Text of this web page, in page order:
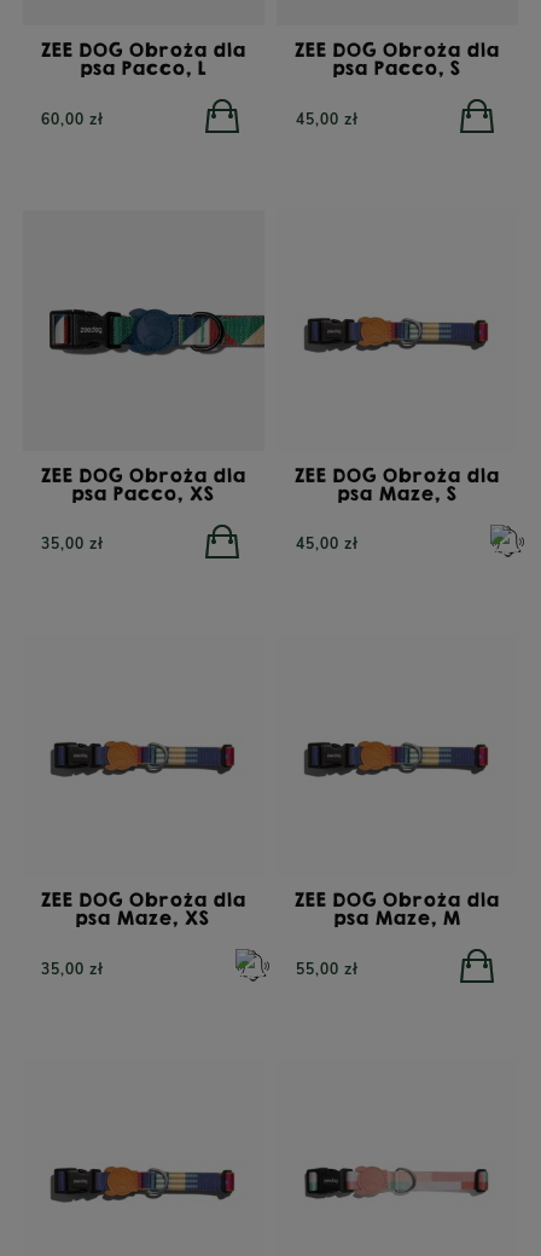
ZEE DOG Obroża dla
psa Pacco, L
60,00 zł
ZEE DOG Obroża dla
psa Pacco, S
45,00 zł
ZEE DOG Obroża dla
psa Pacco, XS
35,00 zł
ZEE DOG Obroża dla
psa Maze, S
45,00 zł
ZEE DOG Obroża dla
psa Maze, XS
35,00 zł
ZEE DOG Obroża dla
psa Maze, M
55,00 zł